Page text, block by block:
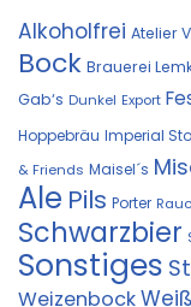
Alkoholfrei Atelier
Bock Brauerei
Gab‘s Dunkel Export
Hoppebräu Imperial
& Friends Maisel´s
Ale Pils Porter
Schwarzbier
Sonstiges
Weizenbock